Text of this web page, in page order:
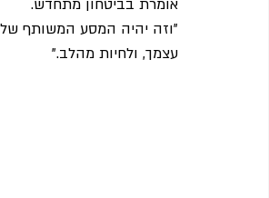
אומרת בביטחון מתחדש.
"וזה יהיה המסע המשותף
עצמך, ולחיות מהלב."